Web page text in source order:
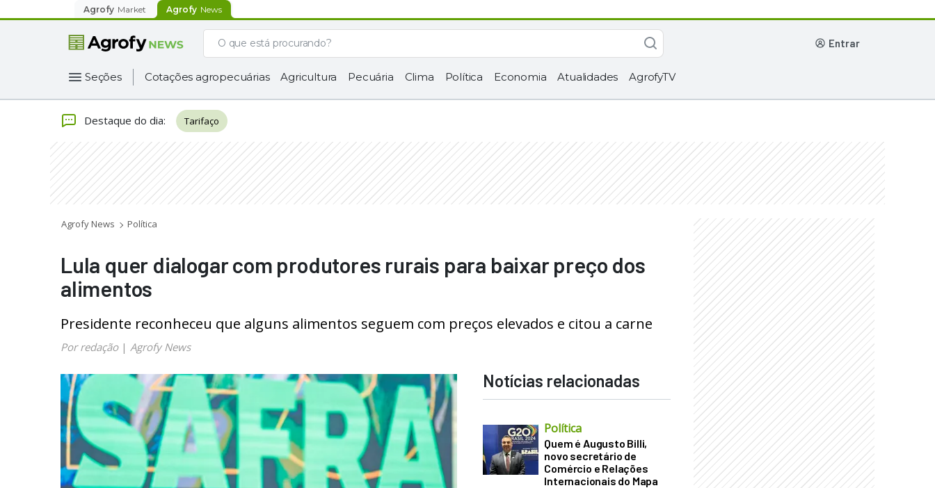
Agrofy Market Agrofy News
entrar
Seções Cotações agropecuárias Agricultura Pecuária Clima Política Economia Atualidades AgrofyTV
Destaque do dia: Tarifaço
Agrofy News Política
Lula quer dialogar com produtores rurais para baixar preço dos
alimentos
Presidente reconheceu que alguns alimentos seguem com preços elevados e citou a carne
Por redação| Agrofy News
Notícias relacionadas
Política
Quem é Augusto Billi,
novo secretário de
Comércio e Relações
Internacionais do Mapa